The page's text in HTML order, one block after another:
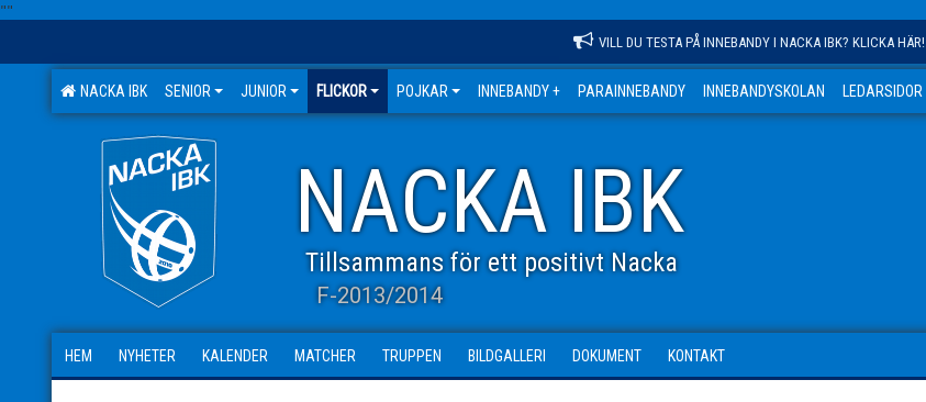
""
VILL DU TESTA PÅ INNEBANDY I NACKA IBK? KLICKA HÄR!
NACKA IBK SENIOR JUNIOR FLICKOR POJKAR INNEBANDY + PARAINNEBANDY INNEBANDYSKOLAN LEDARSIDOR
NACKA IBK
Tillsammans för ett positivt Nacka
F-2013/2014
HEM NYHETER KALENDER MATCHER TRUPPEN BILDGALLERI DOKUMENT KONTAKT